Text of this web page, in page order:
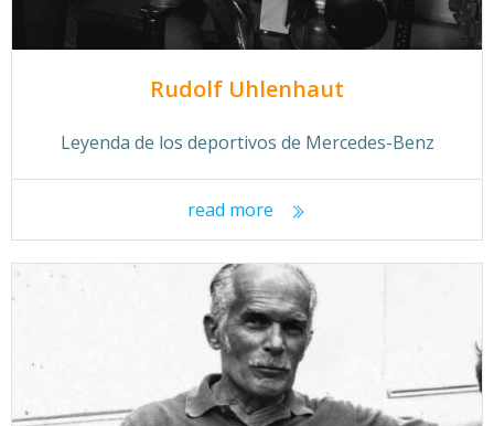
Rudolf Uhlenhaut
Leyenda de los deportivos de Mercedes-Benz
read more